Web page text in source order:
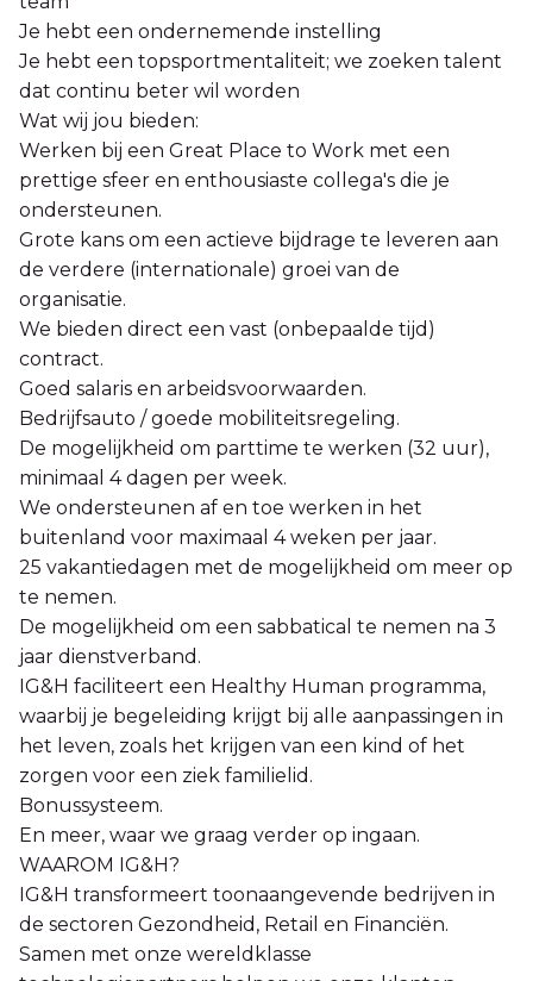
Je hebt een ondernemende instelling
Je hebt een topsportmentaliteit; we zoeken talent
dat continu beter wil worden
Wat wij jou bieden:
Werken bij een Great Place to Work met een
prettige sfeer en enthousiaste collega's die je
ondersteunen.
Grote kans om een actieve bijdrage te leveren aan
de verdere (internationale) groei van de
organisatie.
We bieden direct een vast (onbepaalde tijd)
contract.
Goed salaris en arbeidsvoorwaarden.
Bedrijfsauto / goede mobiliteitsregeling.
De mogelijkheid om parttime te werken (32 uur),
minimaal 4 dagen per week.
We ondersteunen af en toe werken in het
buitenland voor maximaal 4 weken per jaar.
25 vakantiedagen met de mogelijkheid om meer op
te nemen.
De mogelijkheid om een sabbatical te nemen na 3
jaar dienstverband.
IG&H faciliteert een Healthy Human programma,
waarbij je begeleiding krijgt bij alle aanpassingen in
het leven, zoals het krijgen van een kind of het
zorgen voor een ziek familielid.
Bonussysteem.
En meer, waar we graag verder op ingaan.
WAAROM IG&H?
IG&H transformeert toonaangevende bedrijven in
de sectoren Gezondheid, Retail en Financiën.
Samen met onze wereldklasse